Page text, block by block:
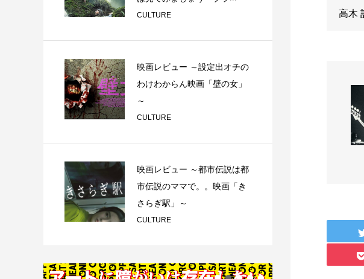
高木
CULTURE
映画レビュー ～設定出オチの
わけわからん映画「壁の女」
～
CULTURE
映画レビュー ～都市伝説は都
市伝説のママで。。映画「き
さらぎ駅」～
CULTURE